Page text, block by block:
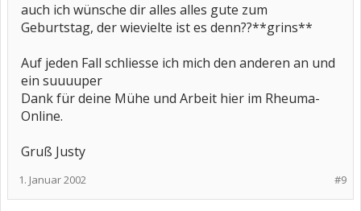
auch ich wünsche dir alles alles gute zum
Geburtstag, der wievielte ist es denn??**grins**
Auf jeden Fall schliesse ich mich den anderen an und
ein suuuuper
Dank für deine Mühe und Arbeit hier im Rheuma-
Online.
Gruß Justy
#9
1. Januar 2002